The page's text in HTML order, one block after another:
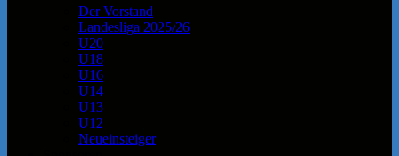
Der Vorstand
Landesliga 2025/26
U20
U18
U16
U14
U13
U12
Neueinsteiger